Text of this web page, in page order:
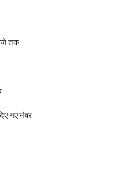
तक
गए नंबर